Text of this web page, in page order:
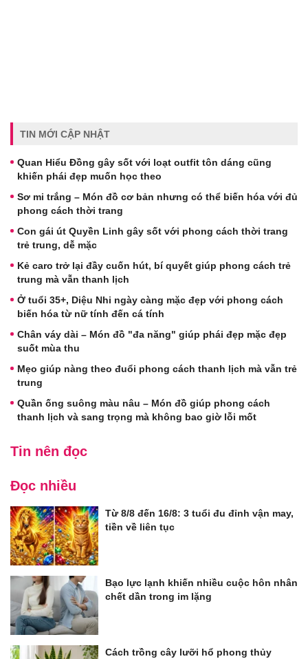
TIN MỚI CẬP NHẬT
Quan Hiểu Đồng gây sốt với loạt outfit tôn dáng cũng
khiến phái đẹp muốn học theo
Sơ mi trắng – Món đồ cơ bản nhưng có thể biến hóa với đủ
phong cách thời trang
Con gái út Quyền Linh gây sốt với phong cách thời trang
trẻ trung, dễ mặc
Kẻ caro trở lại đầy cuốn hút, bí quyết giúp phong cách trẻ
trung mà vẫn thanh lịch
Ở tuổi 35+, Diệu Nhi ngày càng mặc đẹp với phong cách
biến hóa từ nữ tính đến cá tính
Chân váy dài – Món đồ "đa năng" giúp phái đẹp mặc đẹp
suốt mùa thu
Mẹo giúp nàng theo đuổi phong cách thanh lịch mà vẫn trẻ
trung
Quần ống suông màu nâu – Món đồ giúp phong cách
thanh lịch và sang trọng mà không bao giờ lỗi mốt
Tin nên đọc
Đọc nhiều
Từ 8/8 đến 16/8: 3 tuổi đu đỉnh vận may,
tiền về liên tục
Bạo lực lạnh khiến nhiều cuộc hôn nhân
chết dần trong im lặng
Cách trồng cây lưỡi hổ phong thủy